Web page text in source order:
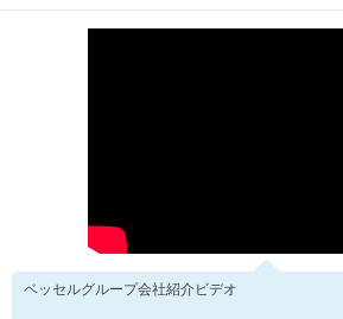
ベッセルグループ会社紹介ビデオ